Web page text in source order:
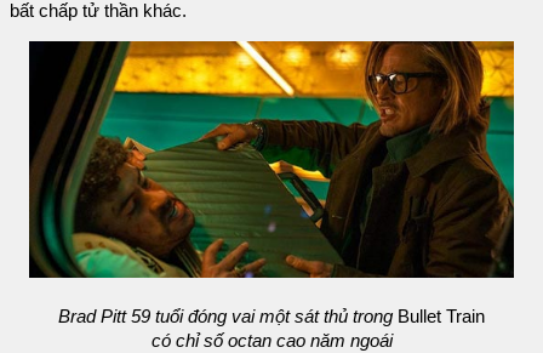
bất chấp tử thần khác.
Brad Pitt 59 tuổi đóng vai một sát thủ trong Bullet Train
có chỉ số octan cao năm ngoái